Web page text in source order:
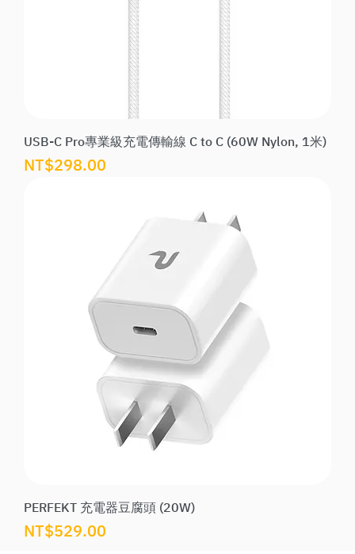
USB-C Pro專業級充電傳輸線 C to C (60W Nylon, 1米)
價格
NT$298.00
PERFEKT 充電器豆腐頭 (20W)
價格
NT$529.00